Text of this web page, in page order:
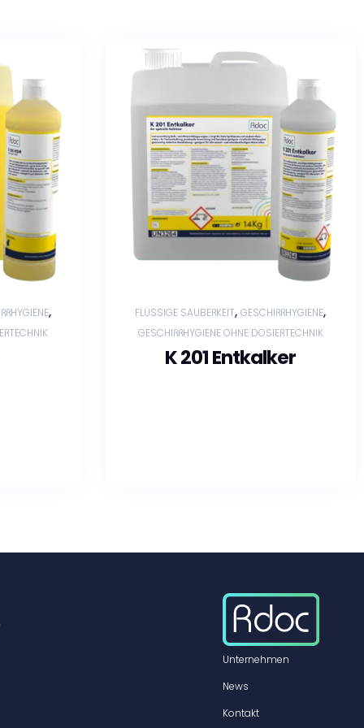
, FLÜSSIGE SAUBERKEIT,GESCHIRRHYGIENE,
GESCHIRRHYGIENE OHNE DOSIERTECHNIK
K 201 Entkalker
Unternehmen
News
Kontakt